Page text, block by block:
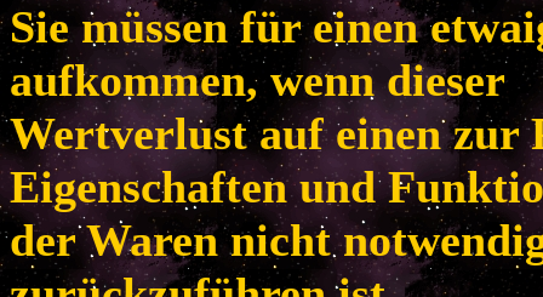
Sie müssen für einen
aufkommen, wenn dieser
Wertverlust auf einen zur
Eigenschaften und
der Waren nicht